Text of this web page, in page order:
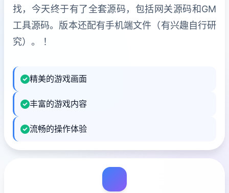
找，今天终于有了全套源码，包括网关源码和GM
工具源码。版本还配有手机端文件（有兴趣自行研
究）。 ！
精美的游戏画面
丰富的游戏内容
流畅的操作体验